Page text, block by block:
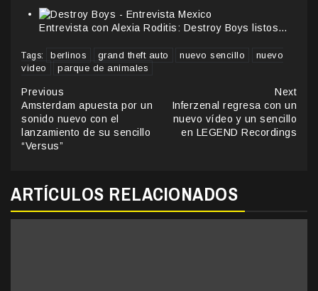
Entrevista con Alexia Roditis: Destroy Boys listos…
Tags: berlinos grand theft auto nuevo sencillo
nuevo
video
parque de animales
Continue
Reading
Previous
Amsterdam apuesta por un
sonido nuevo con el
lanzamiento de su sencillo
“Versus”
Next
Inferzenal regresa con un
nuevo vídeo y un sencillo
en LEGEND Recordings
ARTÍCULOS RELACIONADOS